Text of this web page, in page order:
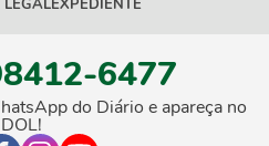
EXPEDIENTE
6477
do Diário e apareça no
DOL!